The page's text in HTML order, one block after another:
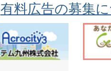
有料広告の募集